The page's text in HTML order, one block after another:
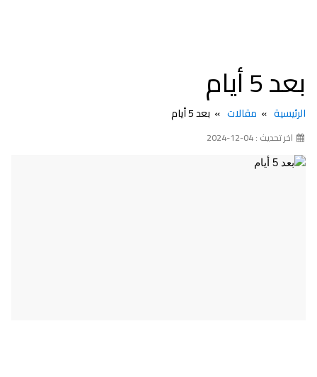
بعد 5 أيام
الرئيسية مقالات بعد 5 أيام
اخر تحديث : 04-12-2024